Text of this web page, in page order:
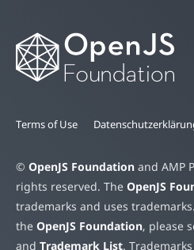
Terms of Use
© OpenJS Foundation and AMP
rights reserved. The OpenJS
trademarks and uses
the OpenJS Foundation, please
and Trademark List.